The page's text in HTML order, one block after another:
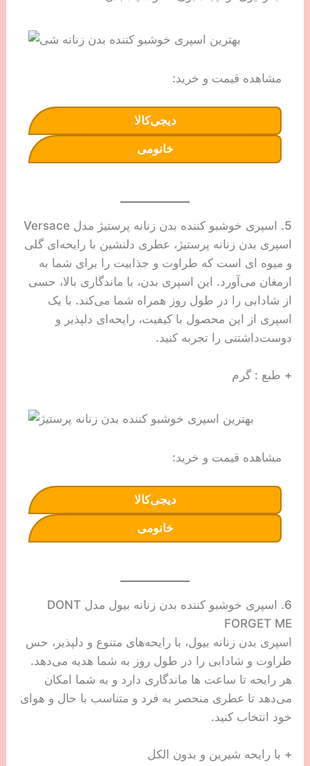
مشاهده قیمت و خرید:
دیجی‌کالا
خانومی
5. اسپری خوشبو کننده بدن زنانه پرستیژ مدل Versace
اسپری بدن زنانه پرستیژ، عطری دلنشین با رایحه‌ای گلی
و میوه ای است که طراوت و جذابیت را برای شما به
ارمغان می‌آورد. این اسپری بدن، با ماندگاری بالا، حسی
از شادابی را در طول روز همراه شما می‌کند. با یک
اسپری از این محصول با کیفیت، رایحه‌ای دلپذیر و
دوست‌داشتنی را تجربه کنید.
+ طبع : گرم
مشاهده قیمت و خرید:
دیجی‌کالا
خانومی
6. اسپری خوشبو کننده بدن زنانه بیول مدل DONT
FORGET ME
اسپری بدن زنانه بیول، با رایحه‌های متنوع و دلپذیر، حس
طراوت و شادابی را در طول روز به شما هدیه می‌دهد.
هر رایحه تا ساعت ها ماندگاری دارد و به شما امکان
می‌دهد تا عطری منحصر به فرد و متناسب با حال و هوای
خود انتخاب کنید.
+ با رایحه شیرین و بدون الکل